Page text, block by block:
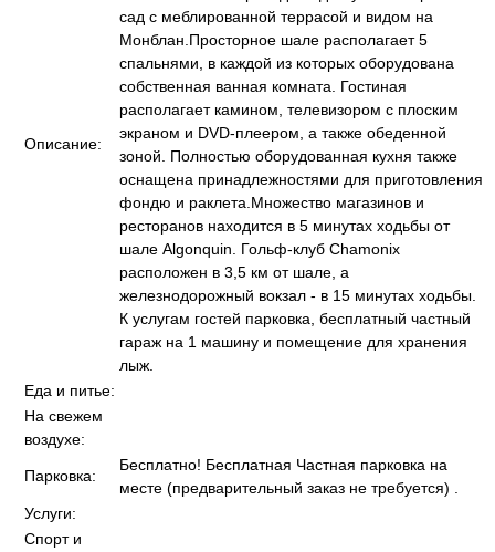
Описание:
сад с меблированной террасой и видом на
Монблан.Просторное шале располагает 5
спальнями, в каждой из которых оборудована
собственная ванная комната. Гостиная
располагает камином, телевизором с плоским
экраном и DVD-плеером, а также обеденной
зоной. Полностью оборудованная кухня также
оснащена принадлежностями для приготовления
фондю и раклета.Множество магазинов и
ресторанов находится в 5 минутах ходьбы от
шале Algonquin. Гольф-клуб Chamonix
расположен в 3,5 км от шале, а
железнодорожный вокзал - в 15 минутах ходьбы.
К услугам гостей парковка, бесплатный частный
гараж на 1 машину и помещение для хранения
лыж.
Еда и питье:
На свежем
воздухе:
Парковка:
Бесплатно! Бесплатная Частная парковка на
месте (предварительный заказ не требуется) .
Услуги:
Спорт и